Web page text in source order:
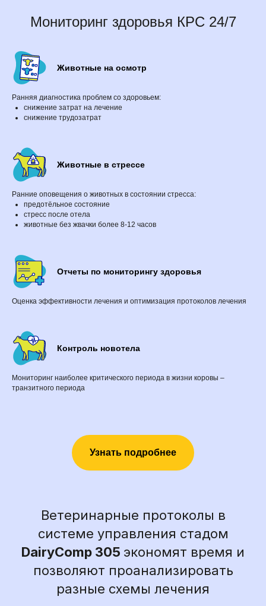
Мониторинг здоровья КРС 24/7
Животные на осмотр
Ранняя диагностика проблем со здоровьем:
снижение затрат на лечение
снижение трудозатрат
Животные в стрессе
Ранние оповещения о животных в состоянии стресса:
предотёльное состояние
стресс после отела
животные без жвачки более 8-12 часов
Отчеты по мониторингу здоровья
Оценка эффективности лечения и оптимизация протоколов лечения
Контроль новотела
Мониторинг наиболее критического периода в жизни коровы –
транзитного периода
Узнать подробнее
Ветеринарные протоколы в
системе управления стадом
DairyComp 305 экономят время и
позволяют проанализировать
разные схемы лечения
Бесплатный аудит фермы
Техподдержка HeaTime PRO+
Разработка нестандартных решений
Решение оперативных вопросов
Разработка сайта